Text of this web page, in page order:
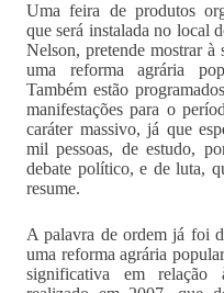
Uma feira de produtos
que será instalada no local
Nelson, pretende mostrar à
uma reforma agrária
Também estão
manifestações para o
caráter massivo, já que
mil pessoas, de estudo,
debate político, e de luta,
resume.
A palavra de ordem já foi
uma reforma agrária
significativa em relação